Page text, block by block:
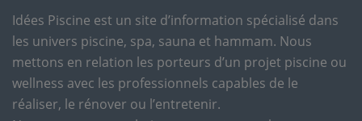
Idées Piscine est un site d’information spécialisé dans
les univers piscine, spa, sauna et hammam. Nous
mettons en relation les porteurs d’un projet piscine ou
wellness avec les professionnels capables de le
réaliser, le rénover ou l’entretenir.